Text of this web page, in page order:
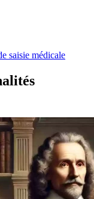
saisie médicale